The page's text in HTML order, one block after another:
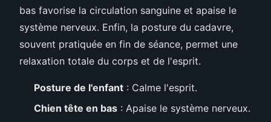
bas favorise la circulation sanguine et apaise le
système nerveux. Enfin, la posture du cadavre,
souvent pratiquée en fin de séance, permet une
relaxation totale du corps et de l'esprit.
Posture de l'enfant : Calme l'esprit.
Chien tête en bas : Apaise le système nerveux.